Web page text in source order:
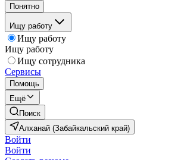
Понятно
Ищу работу
Ищу работу
Ищу работу
Ищу сотрудника
Сервисы
Помощь
Ещё
Поиск
Алханай (Забайкальский край)
Войти
Войти